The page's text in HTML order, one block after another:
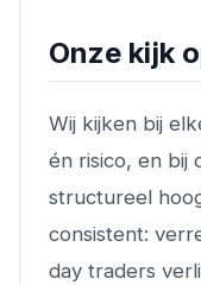
Onze kijk
Wij kijken bij
én risico, en bij
structureel
consistent:
day traders